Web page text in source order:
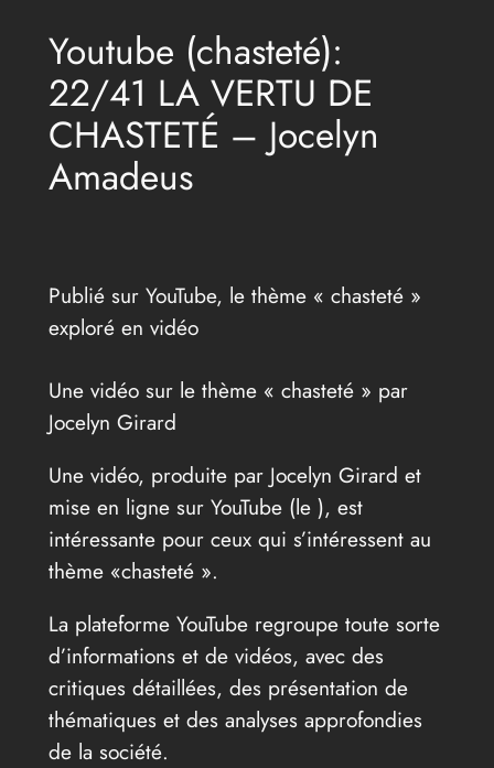
Youtube (chasteté):
22/41 LA VERTU DE
CHASTETÉ – Jocelyn
Amadeus
Publié sur YouTube, le thème « chasteté »
exploré en vidéo
Une vidéo sur le thème « chasteté » par
Jocelyn Girard
Une vidéo, produite par Jocelyn Girard et
mise en ligne sur YouTube (le ), est
intéressante pour ceux qui s’intéressent au
thème «chasteté ».
La plateforme YouTube regroupe toute sorte
d’informations et de vidéos, avec des
critiques détaillées, des présentation de
thématiques et des analyses approfondies
de la société.